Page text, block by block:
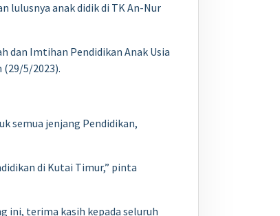
lulusnya anak didik di TK An-Nur
dan Imtihan Pendidikan Anak Usia
(29/5/2023).
semua jenjang Pendidikan,
di Kutai Timur,” pinta
ini, terima kasih kepada seluruh